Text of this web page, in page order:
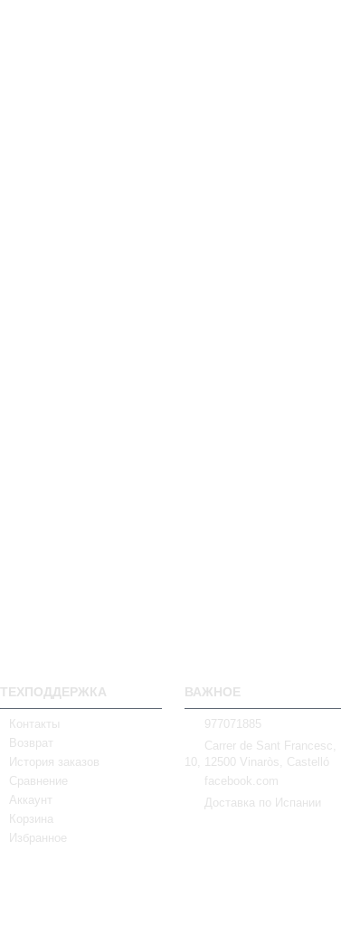
ТЕХПОДДЕРЖКА
Контакты
Возврат
История заказов
Сравнение
Аккаунт
Корзина
Избранное
ВАЖНОЕ
977071885
Carrer de Sant Francesc,
10, 12500 Vinaròs, Castelló
facebook.com
Доставка по Испании